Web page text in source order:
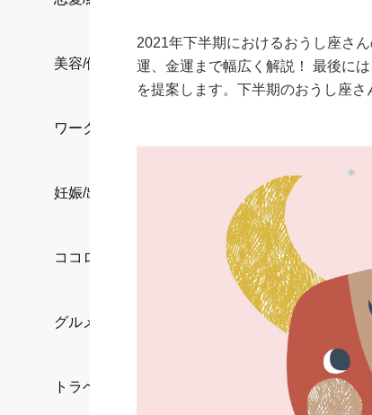
美容/健康
ワークスタイル
妊娠/出産/家族
ココロ/カラダ
グルメ
トラベル
2021年下半期におけるおうし座さ
運、金運まで幅広く解説！ 最後に
を提案します。下半期のおうし座